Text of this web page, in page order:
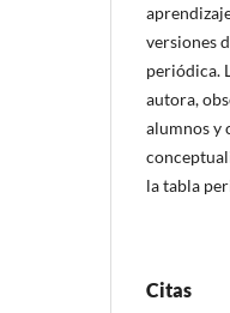
versiones
periódica.
autora,
alumnos y
la tabla
Citas